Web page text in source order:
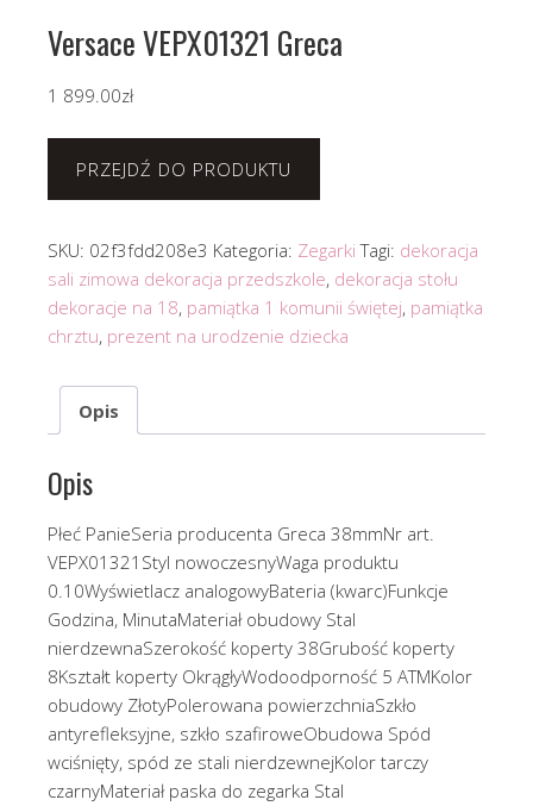
Versace VEPX01321 Greca
1 899.00zł
PRZEJDŹ DO PRODUKTU
SKU: 02f3fdd208e3 Kategoria: Zegarki Tagi: dekoracja
sali zimowa dekoracja przedszkole, dekoracja stołu
dekoracje na 18, pamiątka 1 komunii świętej, pamiątka
chrztu, prezent na urodzenie dziecka
Opis
Opis
Płeć PanieSeria producenta Greca 38mmNr art.
VEPX01321Styl nowoczesnyWaga produktu
0.10Wyświetlacz analogowyBateria (kwarc)Funkcje
Godzina, MinutaMateriał obudowy Stal
nierdzewnaSzerokość koperty 38Grubość koperty
8Kształt koperty OkrągłyWodoodporność 5 ATMKolor
obudowy ZłotyPolerowana powierzchniaSzkło
antyrefleksyjne, szkło szafiroweObudowa Spód
wciśnięty, spód ze stali nierdzewnejKolor tarczy
czarnyMateriał paska do zegarka Stal